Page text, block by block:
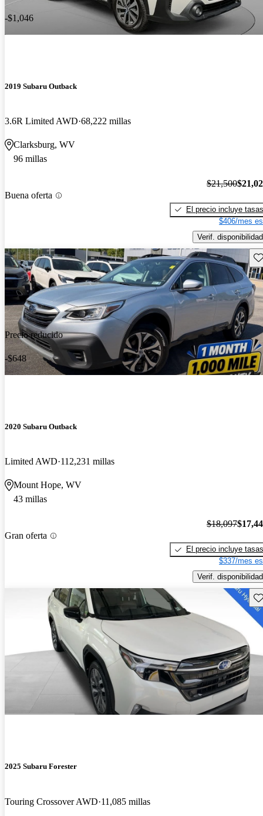
-$1,046
2019 Subaru Outback
3.6R Limited AWD 68,222 millas
Clarksburg, WV
96 millas
Buena oferta
$21,500
El precio incluye tasas
$406/mes
Verif. disponibilidad
Precio reducido
-$648
2020 Subaru Outback
Limited AWD 112,231 millas
Mount Hope, WV
43 millas
Gran oferta
$18,097
El precio incluye tasas
$337/mes
Verif. disponibilidad
2025 Subaru Forester
Touring Crossover AWD 11,085 millas